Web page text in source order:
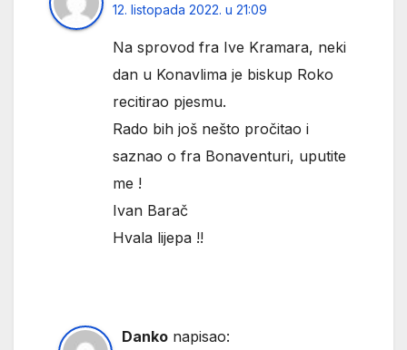
12. listopada 2022. u 21:09
Na sprovod fra Ive Kramara, neki
dan u Konavlima je biskup Roko
recitirao pjesmu.
Rado bih još nešto pročitao i
saznao o fra Bonaventuri, uputite
me !
Ivan Barač
Hvala lijepa !!
Danko napisao: